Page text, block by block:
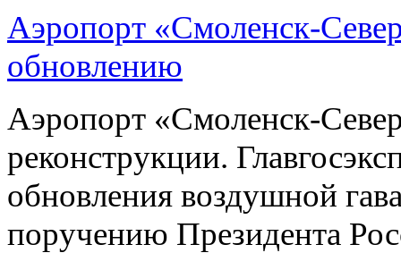
Аэропорт «Смоленск-
обновлению
Аэропорт «Смоленск-
реконструкции.
обновления воздушной
поручению Президента